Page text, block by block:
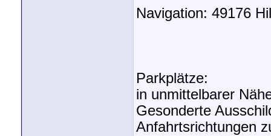
Navigation: 49176
Parkplätze:
in unmittelbarer
Gesonderte
Anfahrtsrichtungen